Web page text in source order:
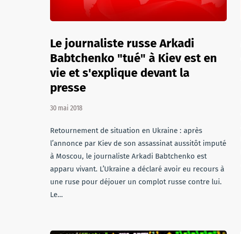
Le journaliste russe Arkadi
Babtchenko "tué" à Kiev est en
vie et s'explique devant la
presse
30 mai 2018
Retournement de situation en Ukraine : après
l’annonce par Kiev de son assassinat aussitôt imputé
à Moscou, le journaliste Arkadi Babtchenko est
apparu vivant. L’Ukraine a déclaré avoir eu recours à
une ruse pour déjouer un complot russe contre lui.
Le…